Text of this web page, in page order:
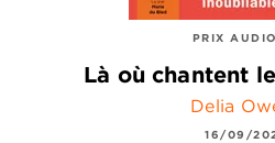
PRIX
Là où chantent
Delia
16/09/